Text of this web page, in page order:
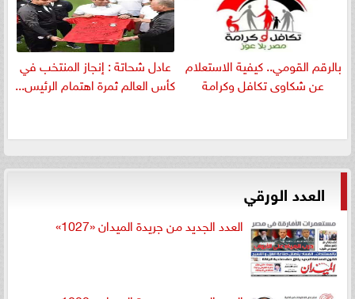
بالرقم القومي.. كيفية الاستعلام
عن شكاوى تكافل وكرامة
عادل شحاتة : إنجاز المنتخب في
كأس العالم ثمرة اهتمام الرئيس...
العدد الورقي
العدد الجديد من جريدة الميدان «1027»